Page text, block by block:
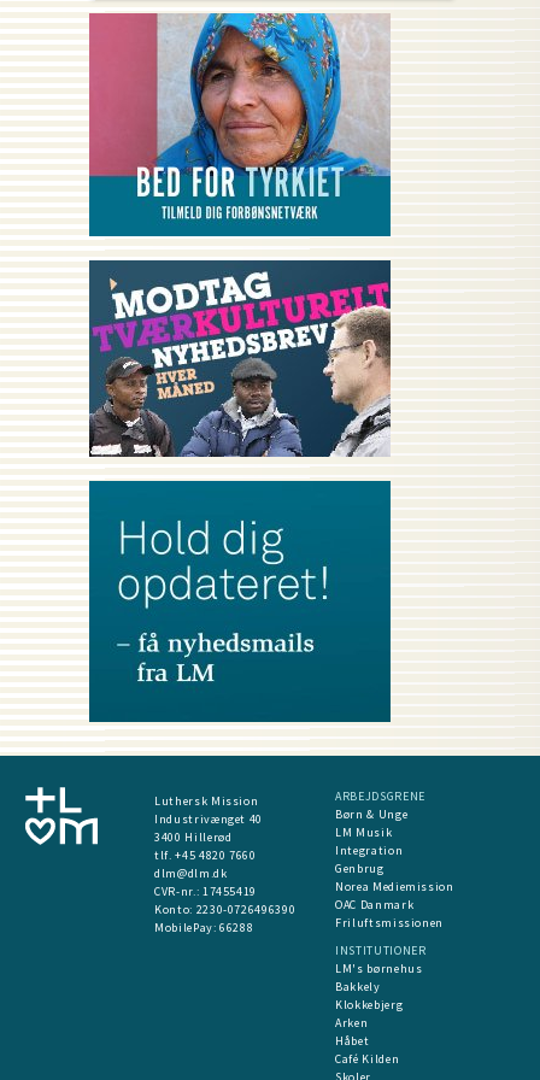
Luthersk Mission
Industrivænget 40
3400 Hillerød
tlf. +45 4820 7660
dlm@dlm.dk
CVR-nr.: 17455419
​Konto: 2230-0726496390
MobilePay:66288
ARBEJDSGRENE
Børn & Unge
LM Musik
Integration
Genbrug
Norea Mediemission
OAC Danmark
Friluftsmissionen
INSTITUTIONER
LM's børnehus
Bakkely
Klokkebjerg
Arken
Håbet
Café Kilden